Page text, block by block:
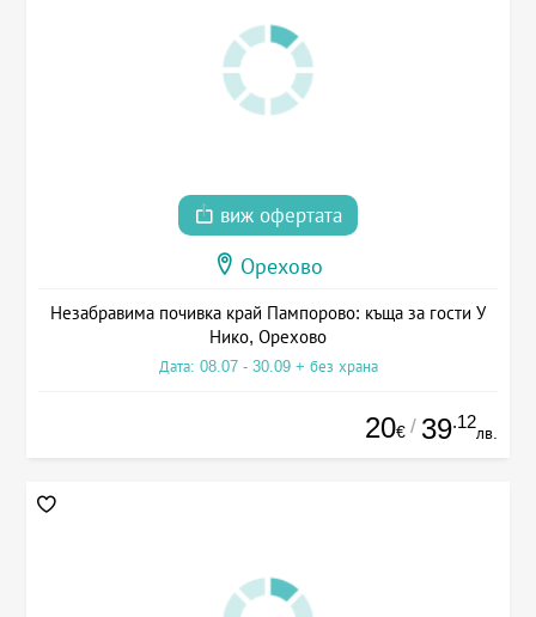
виж офертата
Орехово
Незабравима почивка край Пампорово: къща за гости У
Нико, Орехово
Дата: 08.07 - 30.09 + без храна
20€ / 39.12
лв.